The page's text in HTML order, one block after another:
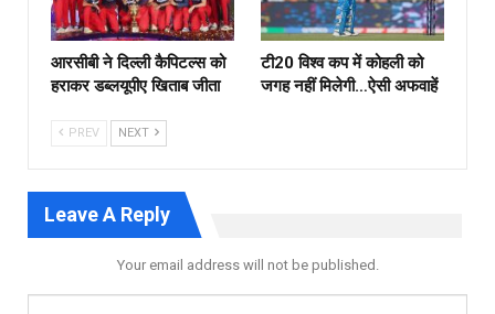
आरसीबी ने दिल्ली कैपिटल्स को
हराकर डब्लयूपीए खिताब जीता
टी20 विश्व कप में कोहली को
जगह नहीं मिलेगी…ऐसी अफवाहें
PREV NEXT
Leave A Reply
Your email address will not be published.